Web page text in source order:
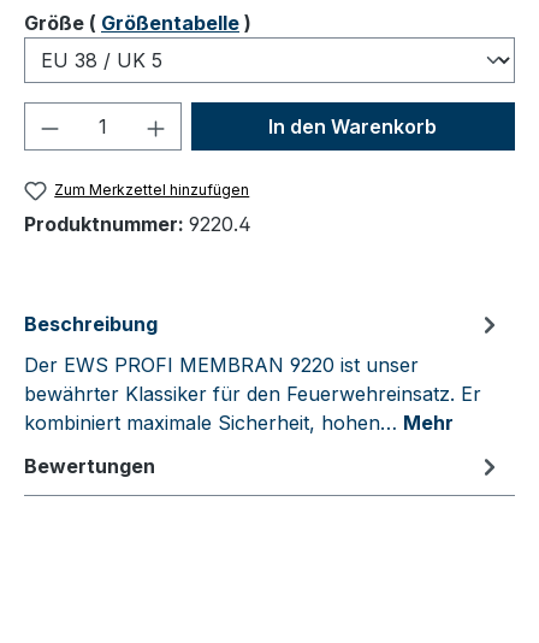
Größeauswählen
( Größentabelle )
Produkt Anzahl: Gib denIn den Warenkorb
Zum Merkzettel hinzufügen
Produktnummer: 9220.4
Beschreibung
Der EWS PROFI MEMBRAN 9220 ist unser
bewährter Klassiker für den Feuerwehreinsatz. Er
kombiniert maximale Sicherheit, hohen… Mehr
Bewertungen